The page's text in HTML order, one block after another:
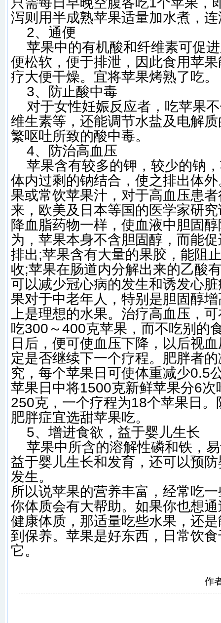
泻则用半成熟苹果适量加水煮，
2、通便
苹果中的有机酸和纤维素可促
便松软，便于排泄，因此食用苹
疗大便干燥。宜将苹果烤熟了吃。
3、防止酸中毒
对于女性妊娠反应者，吃苹果
维生素等，还能调节水盐及电解
繁呕吐所致的酸中毒。
4、防治高血压
苹果含有较多的钾，较少的钠
体内过剩的钠结合，使之排出体
果或常饮苹果汁，对于高血压患
来，欧美及日本等国的医学家研
降血脂药物一样，使血液中胆固
为，苹果本身不含胆固醇，而能
排出;苹果含有大量的果胶，能阻
收;苹果在肠道内分解出来的乙酸
可以减少冠心病的发生和诱发心
果对于中老年人，特别是胆固醇
上是理想的水果。治疗高血压，
吃300～400克苹果，而不吃别的
日后，便可使血压下降，以后视
定是否继续下一个疗程。肥胖者
究，每个苹果日可使体重减少0.5
苹果日中将1500克新鲜苹果分6次
250克，一个疗程为18个苹果日。
肥胖症宜选甜苹果吃。
5、增进食欲，益于婴儿生长
苹果中所含的溶解性磷和铁，
益于婴儿生长和发育，还可以预
发生。
所以说苹果的营养丰富，经常吃
你体质会有大帮助。如果你也想
健康体质，那适量吃些水果，还
到保养。苹果是好东西，日常饮
它。
作